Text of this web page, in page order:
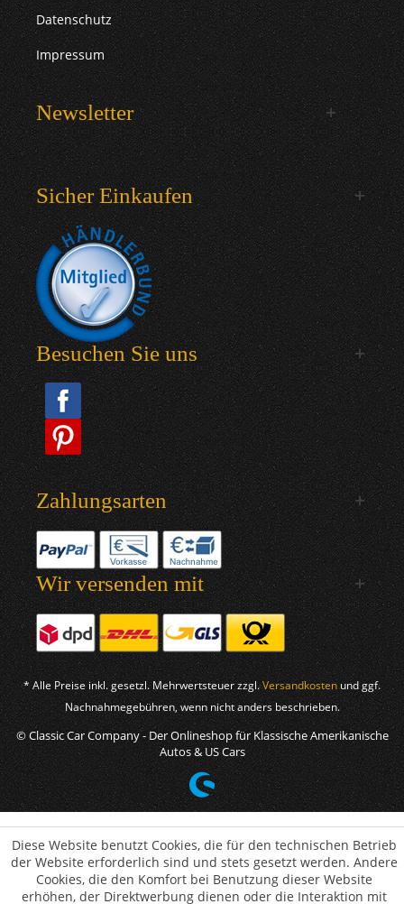
Datenschutz
Impressum
Newsletter
Sicher Einkaufen
Besuchen Sie uns
Zahlungsarten
Wir versenden mit
* Alle Preise inkl. gesetzl. Mehrwertsteuer zzgl.Versandkosten und ggf.
Nachnahmegebühren, wenn nicht anders beschrieben.
© Classic Car Company - Der Onlineshop für Klassische Amerikanische
Autos & US Cars
Diese Website benutzt Cookies, die für den technischen Betrieb
der Website erforderlich sind und stets gesetzt werden. Andere
Cookies, die den Komfort bei Benutzung dieser Website
erhöhen, der Direktwerbung dienen oder die Interaktion mit